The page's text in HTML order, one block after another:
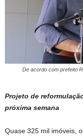
De acordo com prefeito
Projeto de
próxima semana
Quase 325 mil imóveis,